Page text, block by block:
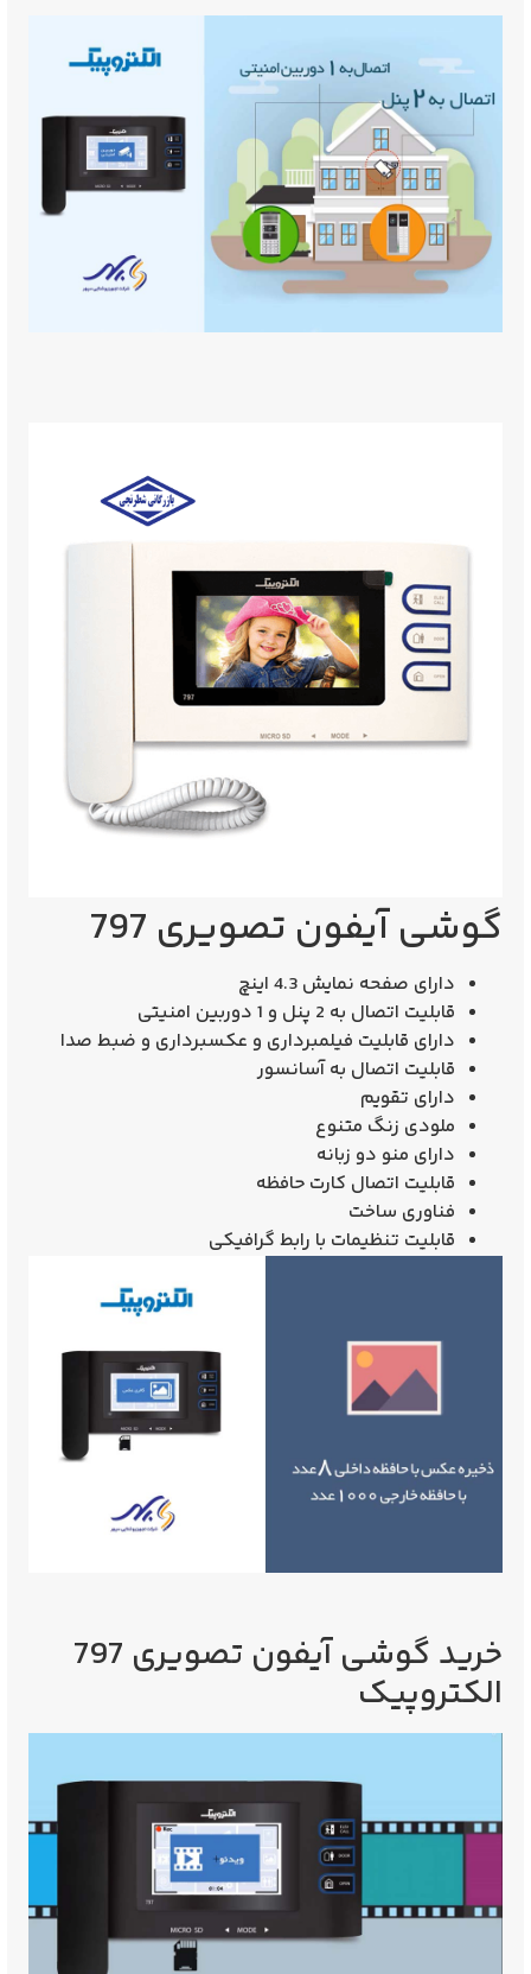
گوشی آیفون تصویری 797
دارای صفحه نمایش 4.3 اینچ
قابلیت اتصال به 2 پنل و 1 دوربین امنیتی
دارای قابلیت فیلمبرداری و عکسبرداری و ضبط صدا
قابلیت اتصال به آسانسور
دارای تقویم
ملودی زنگ متنوع
دارای منو دو زبانه
قابلیت اتصال کارت حافظه
فناوری ساخت
قابلیت تنظیمات با رابط گرافیکی
خرید گوشی آیفون تصویری 797
الکتروپیک